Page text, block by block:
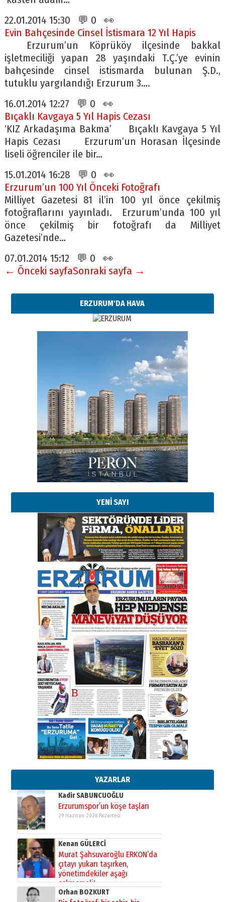
22.01.2014 15:30 💬 0 👀
Evin Bahçesinde Cinsel İstismara 12 Yıl Hapis
Erzurum’un Köprüköy ilçesinde bakkal
işletmeciliği yapan 28 yaşındaki T.Ç.’ye evinin
bahçesinde cinsel istismarda bulunan Ş.D.,
tutuklu yargılandığı Erzurum 3….
16.01.2014 12:27 💬 0 👀
Bıçaklı Kavgaya 5 Yıl Hapis Cezası
‘KIZ Arkadaşıma Bakma’ Bıçaklı Kavgaya 5 Yıl
Hapis Cezası Erzurum’un Horasan İlçesinde
liseli öğrenciler ile bir…
15.01.2014 16:28 💬 0 👀
Erzurum’un 100 Yıl Önceki Fotoğrafı
Milliyet Gazetesi 81 il’in 100 yıl önce çekilmiş
fotoğraflarını yayınladı. Erzurum’unda 100 yıl
önce çekilmiş bir fotoğrafı da Milliyet
Gazetesi’nde…
07.01.2014 15:12 💬 0 👀
← Önceki sayfaSonraki sayfa →
ERZURUM'DA HAVA
YENİ SAYI
YAZARLAR
Esat BİNDESEN
Başkan Sekmen’den Erzurum’a
bir vizyon proje daha!
02 Ağustos 2026 Pazar
Kadir SABUNCUOĞLU
Erzurumspor’un köşe taşları
29 Haziran 2026 Pazartesi
Kenan GÜLERCİ
Murat Şahsuvaroğlu ERKON’da
çıtayı yukarı taşırken,
yönetimdekiler aşağı
çekmemeli!
17 Şubat 2026 SalıOrhan BOZKURT
Bir fotoğraf, bir şehir, bir
gazeteci… Dizginler kimin
elinde?
31 Mart 2026 Salı
A. Berhan Yılmaz
BİR BÖLÜM DEĞİL, BİR ÖMÜR
SEÇİYORSUNUZ… “NEDEN
ATATÜRK ÜNİVERSİTESİ?”
28 Temmuz 2026 Salı
Ahmet Gökhan YAZICI
Ahmed Yesevi’den bir Alperen…
”Reisimiz” idi… Hakka yürüdü.!
26 Mart 2026 Perşembe
Cem Bakırcı
Ardında bıraktığı hatıralarıyla
gönül adamı Faruk Terzioğlu!
13 Mayıs 2026 Çarşamba
Esat BİNDESEN
Başkan Sekmen’den Erzurum’a
02 Ağustos 2026 Pazar
Kadir SABUNCUOĞLU
Erzurumspor’un köşe taşları
29 Haziran 2026 Pazartesi
Kenan GÜLERCİ
Murat Şahsuvaroğlu ERKON’da
çıtayı yukarı taşırken,
yönetimdekiler aşağı
çekmemeli!
17 Şubat 2026 SalıOrhan BOZKURT